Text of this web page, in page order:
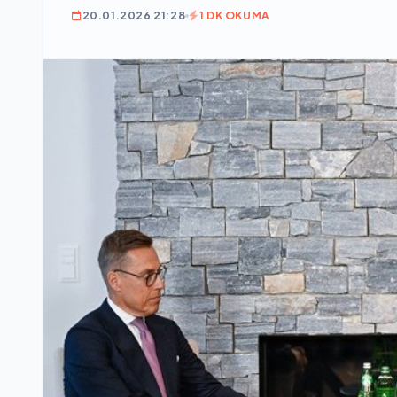
20.01.2026 21:28 1 DK OKUMA